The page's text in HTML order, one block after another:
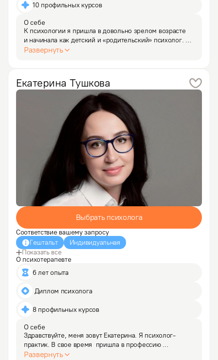
10 профильных курсов
О себе
К психологии я пришла в довольно зрелом возрасте
и начинала как детский и «родительский» психолог.
Знание возрастной психологии и опыт в работе
Развернуть
Екатерина Тушкова
Выбрать психолога
Соответствие вашему запросу
Гештальт
Индивидуальная
Показать все
О психотерапевте
6 лет опыта
Диплом психолога
8 профильных курсов
О себе
Здравствуйте, меня зовут Екатерина. Я психолог-
практик. В свое время  пришла в профессию
из творческой среды, потому что психология,
Развернуть